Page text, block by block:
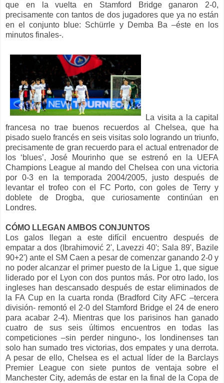
que en la vuelta en Stamford Bridge ganaron 2-0,
precisamente con tantos de dos jugadores que ya no están
en el conjunto blue: Schürrle y Demba Ba –éste en los
minutos finales-.
La visita a la capital
francesa no trae buenos recuerdos al Chelsea, que ha
pisado suelo francés en seis visitas solo logrando un triunfo,
precisamente de gran recuerdo para el actual entrenador de
los ‘blues’, José Mourinho que se estrenó en la UEFA
Champions League al mando del Chelsea con una victoria
por 0-3 en la temporada 2004/2005, justo después de
levantar el trofeo con el FC Porto, con goles de Terry y
doblete de Drogba, que curiosamente continúan en
Londres.
CÓMO LLEGAN AMBOS CONJUNTOS
Los galos llegan a este difícil encuentro después de
empatar a dos (Ibrahimović 2', Lavezzi 40'; Sala 89', Bazile
90+2') ante el SM Caen a pesar de comenzar ganando 2-0 y
no poder alcanzar el primer puesto de la Ligue 1, que sigue
liderado por el Lyon con dos puntos más. Por otro lado, los
ingleses han descansado después de estar eliminados de
la FA Cup en la cuarta ronda (Bradford City AFC –tercera
división- remontó el 2-0 del Stamford Bridge el 24 de enero
para acabar 2-4). Mientras que los parisinos han ganado
cuatro de sus seis últimos encuentros en todas las
competiciones –sin perder ninguno-, los londinenses tan
solo han sumado tres victorias, dos empates y una derrota.
A pesar de ello, Chelsea es el actual líder de la Barclays
Premier League con siete puntos de ventaja sobre el
Manchester City, además de estar en la final de la Copa de